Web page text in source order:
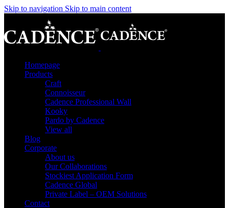
Skip to navigation Skip to main content
Homepage
Products
Craft
Connoisseur
Cadence Professional Wall
Kooky
Pardo by Cadence
View all
Blog
Corporate
About us
Our Collaborations
Stockiest Application Form
Cadence Global
Private Label – OEM Solutions
Contact